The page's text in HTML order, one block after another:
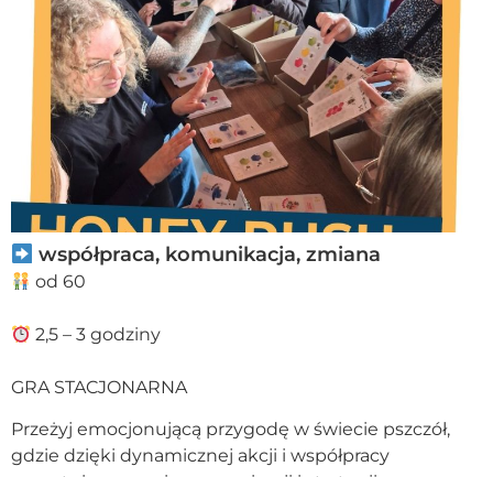
współpraca, komunikacja, zmiana
od 60
2,5 – 3 godziny
GRA STACJONARNA
Przeżyj emocjonującą przygodę w świecie pszczół,
gdzie dzięki dynamicznej akcji i współpracy